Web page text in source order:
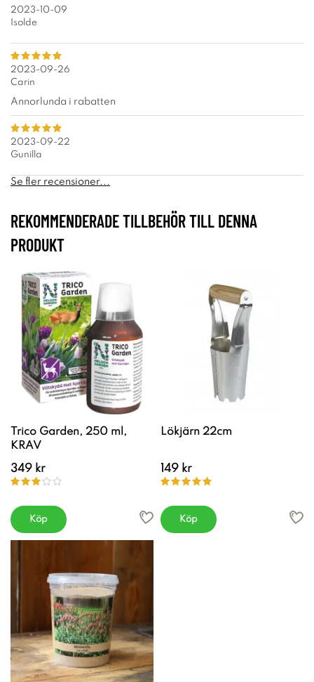
2023-10-09
Isolde
2023-09-26
Carin
Annorlunda i rabatten
2023-09-22
Gunilla
Se fler recensioner...
REKOMMENDERADE TILLBEHÖR TILL DENNA
PRODUKT
Trico Garden, 250 ml,
KRAV
349 kr
Köp
Lökjärn 22cm
149 kr
Köp